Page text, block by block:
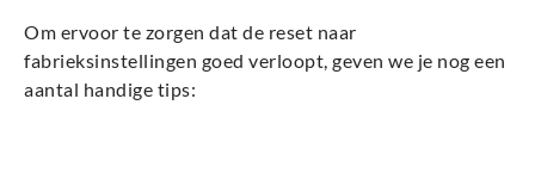
Om ervoor te zorgen dat de reset naar
fabrieksinstellingen goed verloopt, geven we je nog een
aantal handige tips: